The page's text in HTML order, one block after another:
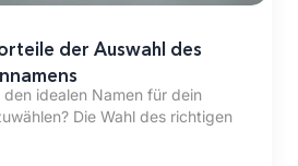
der Auswahl des
idealen Namen für dein
Die Wahl des richtigen